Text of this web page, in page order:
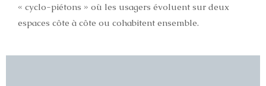
« cyclo-piétons » où les usagers évoluent sur deux
espaces côte à côte ou cohabitent ensemble.